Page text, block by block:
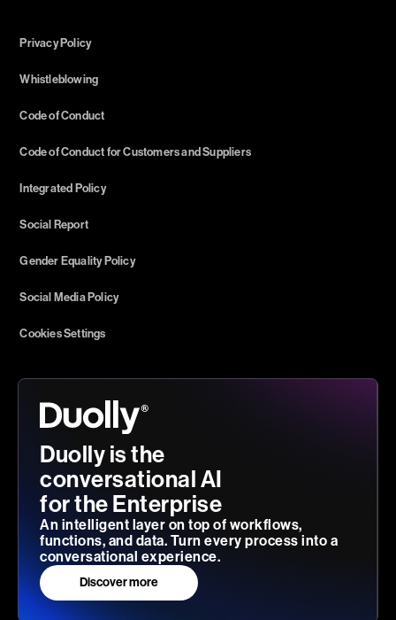
Privacy Policy
Whistleblowing
Code of Conduct
Code of Conduct for Customers and Suppliers
Integrated Policy
Social Report
Gender Equality Policy
Social Media Policy
Cookies Settings
Duolly is the
conversational AI
for the Enterprise
An intelligent layer on top of workflows,
functions, and data. Turn every process into a
conversational experience.
Discover more